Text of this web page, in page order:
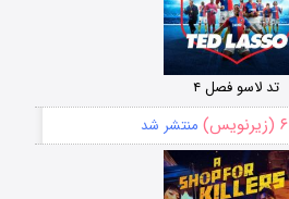
تد لاسو فصل ۴
۶ (زیرنویس) منتشر شد